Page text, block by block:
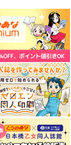
まぐ太ノート16冊
目 The Bunny's Tail 2
C-ARTS
1,430円 （税込）
オリジナル
サンプル
カート
ふたごサンドイッチ
5年目の放課後
891 円（税込）
あけみ
サンプル